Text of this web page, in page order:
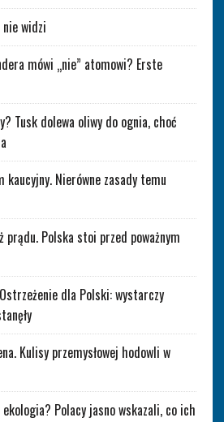
widzi
mówi „nie” atomowi? Erste
Tusk dolewa oliwy do ognia, choć
kaucyjny. Nierówne zasady temu
prądu. Polska stoi przed poważnym
dla Polski: wystarczy
Kulisy przemysłowej hodowli w
Polacy jasno wskazali, co ich